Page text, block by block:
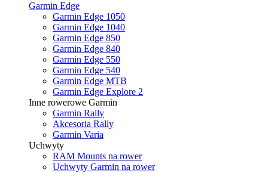
Garmin Edge
Garmin Edge 1050
Garmin Edge 1040
Garmin Edge 850
Garmin Edge 840
Garmin Edge 550
Garmin Edge 540
Garmin Edge MTB
Garmin Edge Explore 2
Inne rowerowe Garmin
Garmin Rally
Akcesoria Rally
Garmin Varia
Uchwyty
RAM Mounts na rower
Uchwyty Garmin na rower